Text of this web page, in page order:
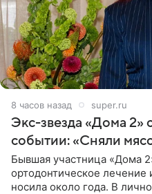
8 часов назад super.ru
Экс-звезда «Дома
событии: «Сняли
Бывшая участница «Дома
ортодонтическое лечение
носила около года. В